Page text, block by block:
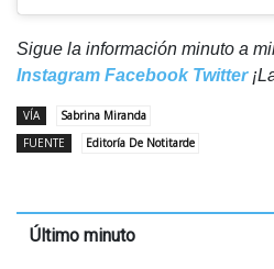
Sigue la información minuto a
Instagram Facebook Twitter
VÍA
Sabrina Miranda
FUENTE
Editoría De Notitarde
Último minuto